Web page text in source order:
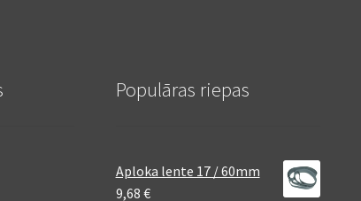
Populāras riepas
Aploka lente 17 / 60mm
9,68 €